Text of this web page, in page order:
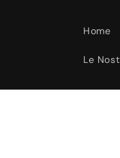
Home
Le